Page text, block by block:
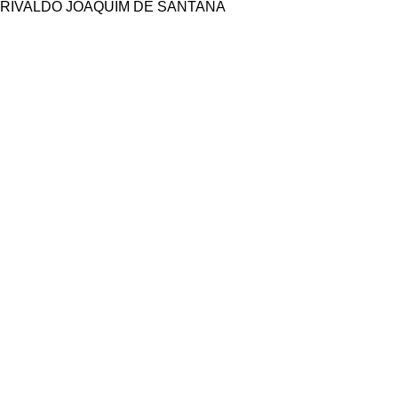
RIVALDO JOAQUIM DE SANTANA